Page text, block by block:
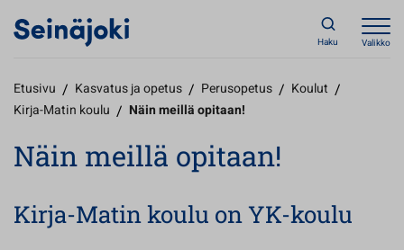
Haku Valikko
Etusivu / Kasvatus ja opetus / Perusopetus / Koulut /
Kirja-Matin koulu / Näin meillä opitaan!
Näin meillä opitaan!
Kirja-Matin koulu on YK-koulu